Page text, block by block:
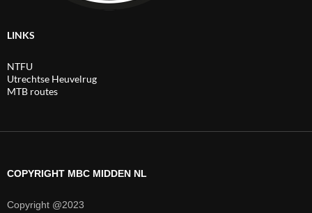
LINKS
NTFU
Utrechtse Heuvelrug
MTB routes
COPYRIGHT MBC MIDDEN NL
Copyright @2023